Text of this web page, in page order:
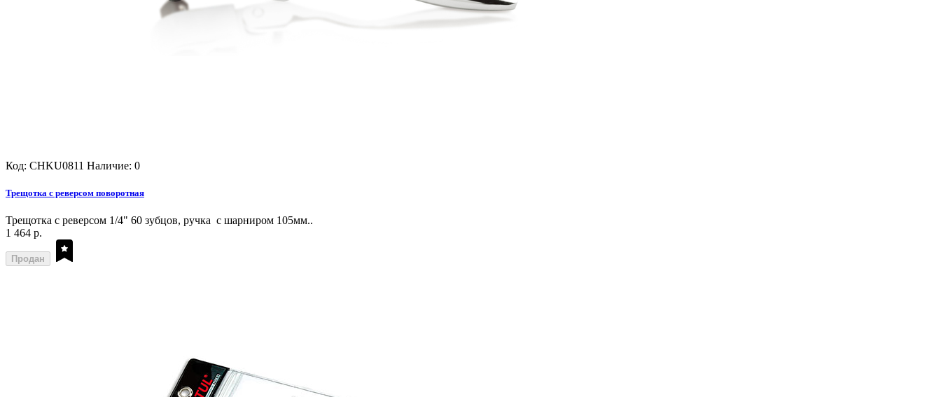
Код: CHKU0811 Наличие: 0
Трещотка с реверсом поворотная
Трещотка с реверсом 1/4" 60 зубцов, ручка с шарниром 105мм..
1 464 р.
Продан